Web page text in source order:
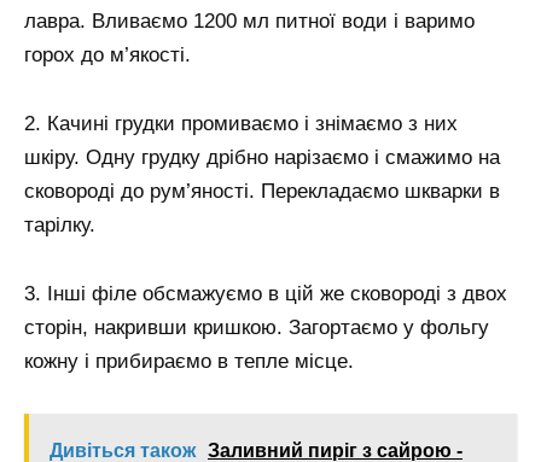
лавра. Вливаємо 1200 мл питної води і варимо
горох до м’якості.
2. Качині грудки промиваємо і знімаємо з них
шкіру. Одну грудку дрібно нарізаємо і смажимо на
сковороді до рум’яності. Перекладаємо шкварки в
тарілку.
3. Інші філе обсмажуємо в цій же сковороді з двох
сторін, накривши кришкою. Загортаємо у фольгу
кожну і прибираємо в тепле місце.
Дивіться також Заливний пиріг з сайрою -